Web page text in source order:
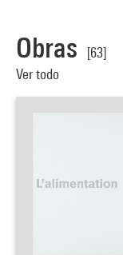
Obras
[63]
Ver todo